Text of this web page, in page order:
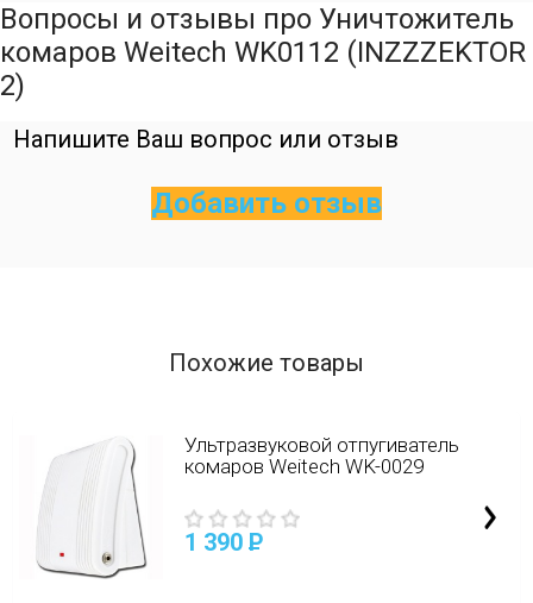
Вопросы и отзывы про Уничтожитель
комаров Weitech WK0112 (INZZZEKTOR
2)
Напишите Ваш вопрос или отзыв
Добавить отзыв
Похожие товары
Ультразвуковой отпугиватель
комаров Weitech WK-0029
1 390 P